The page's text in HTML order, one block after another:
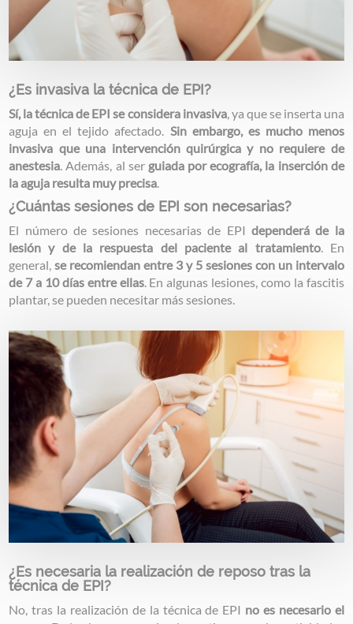
¿Es invasiva la técnica de EPI?
Sí, la técnica de EPI se considera invasiva, ya que se inserta una
aguja en el tejido afectado. Sin embargo, es mucho menos
invasiva que una intervención quirúrgica y no requiere de
anestesia. Además, al ser guiada por ecografía, la inserción de
la aguja resulta muy precisa.
¿Cuántas sesiones de EPI son necesarias?
El número de sesiones necesarias de EPI dependerá de la
lesión y de la respuesta del paciente al tratamiento. En
general,se recomiendan entre 3 y 5 sesiones con un intervalo
de 7 a 10 días entre ellas. En algunas lesiones, como la fascitis
plantar, se pueden necesitar más sesiones.
Image
¿Es necesaria la realización de reposo tras la
técnica de EPI?
No, tras la realización de la técnica de EPI no es necesario el